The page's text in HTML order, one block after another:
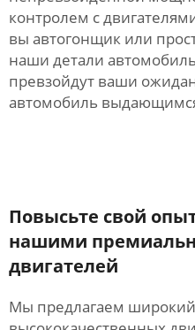
контролем с
вы автогонщик или
наши детали
превзойдут ваши
автомобиль
Повысьте свой
нашими
двигателей
Мы предлагаем